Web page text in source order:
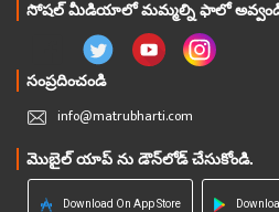
సోషల్ మీడియాలో మమ్మల్ని ఫాలో
సంప్రదించండి
info@matrubharti.com
మొబైల్ యాప్ ను డౌన్‌లోడ్ చేసుకోండి.
Download On App Store